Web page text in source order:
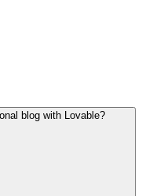
blog with Lovable?